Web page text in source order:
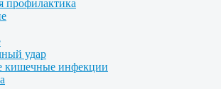
профилактика
удар
кишечные инфекции